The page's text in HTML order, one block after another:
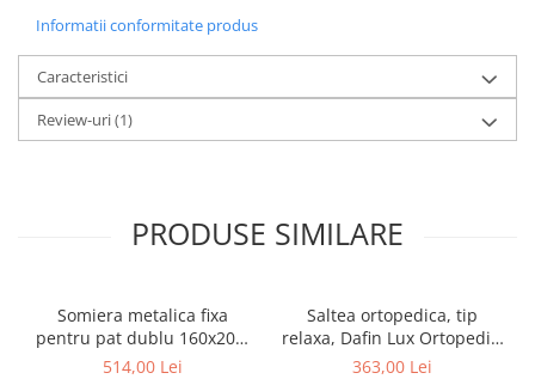
Informatii conformitate produs
Caracteristici
Review-uri(1)
PRODUSE SIMILARE
Somiera metalica fixa
pentru pat dublu 160x200,
6 picioare, 32 lamele lemn
514,00 Lei
Saltea ortopedica, tip
relaxa, Dafin Lux Ortopedic,
90x200x21cm, fermitate
363,00 Lei